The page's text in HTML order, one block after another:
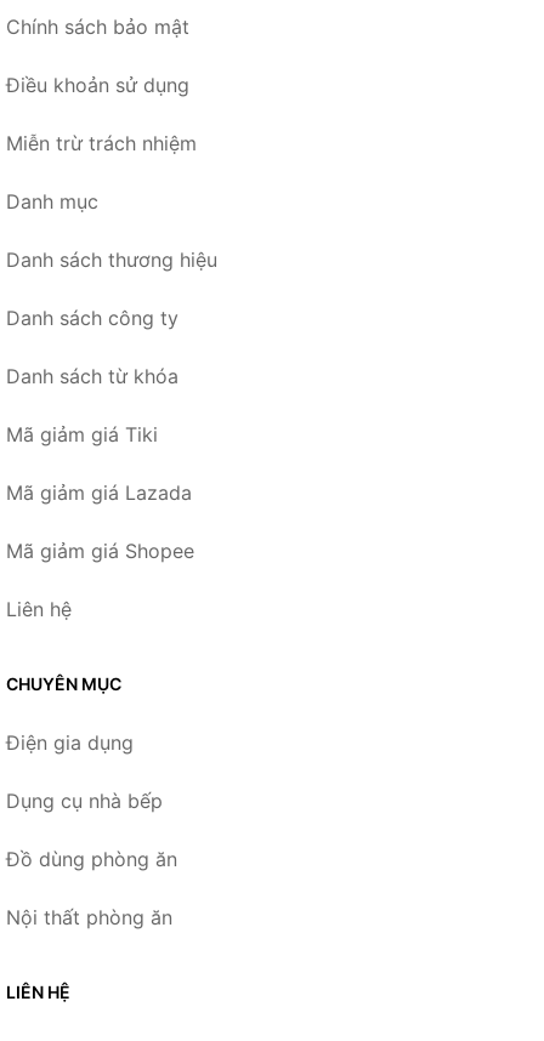
Chính sách bảo mật
Điều khoản sử dụng
Miễn trừ trách nhiệm
Danh mục
Danh sách thương hiệu
Danh sách công ty
Danh sách từ khóa
Mã giảm giá Tiki
Mã giảm giá Lazada
Mã giảm giá Shopee
Liên hệ
CHUYÊN MỤC
Điện gia dụng
Dụng cụ nhà bếp
Đồ dùng phòng ăn
Nội thất phòng ăn
LIÊN HỆ